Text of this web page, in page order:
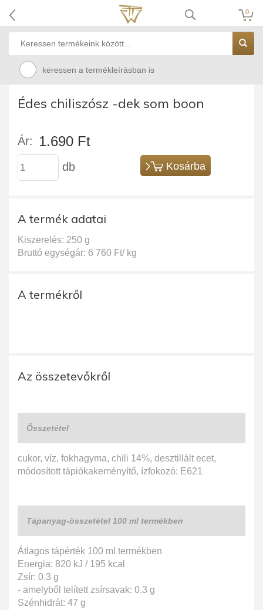
0
keressen a termékleírásban is
Édes chiliszósz -dek som boon
Ár: 1.690 Ft
db Kosárba
A termék adatai
Kiszerelés: 250 g
Bruttó egységár: 6 760 Ft/ kg
A termékről
Az összetevőkről
Összetétel
cukor, víz, fokhagyma, chili 14%, desztillált ecet,
módosított tápiókakeményítő, ízfokozó: E621
Tápanyag-összetétel 100 ml termékben
Átlagos tápérték 100 ml termékben
Energia: 820 kJ / 195 kcal
Zsír: 0.3 g
- amelyből telített zsírsavak: 0.3 g
Szénhidrát: 47 g